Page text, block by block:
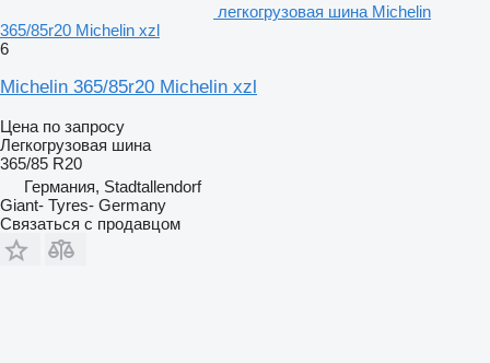
легкогрузовая шина Michelin
365/85r20 Michelin xzl
6
Michelin 365/85r20 Michelin xzl
Цена по запросу
Легкогрузовая шина
365/85 R20
Германия, Stadtallendorf
Giant- Tyres- Germany
Связаться с продавцом